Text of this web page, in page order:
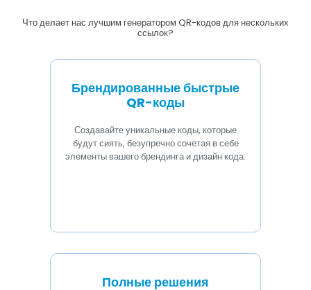
Что делает нас лучшим генератором QR-кодов для нескольких
ссылок?
Брендированные быстрые
QR-коды
Создавайте уникальные коды, которые
будут сиять, безупречно сочетая в себе
элементы вашего брендинга и дизайн кода.
Полные решения